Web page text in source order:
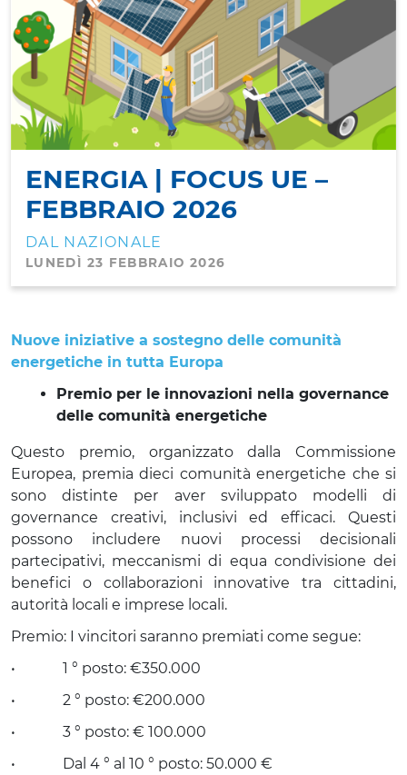
ENERGIA | FOCUS UE –
FEBBRAIO 2026
DAL NAZIONALE
LUNEDÌ 23 FEBBRAIO 2026
Nuove iniziative a sostegno delle comunità
energetiche in tutta Europa
Premio per le innovazioni nella governance
delle comunità energetiche
Questo premio, organizzato dalla Commissione
Europea, premia dieci comunità energetiche che si
sono distinte per aver sviluppato modelli di
governance creativi, inclusivi ed efficaci. Questi
possono includere nuovi processi decisionali
partecipativi, meccanismi di equa condivisione dei
benefici o collaborazioni innovative tra cittadini,
autorità locali e imprese locali.
Premio: I vincitori saranno premiati come segue:
•             1 ° posto: €350.000
•             2 ° posto: €200.000
•             3 ° posto: € 100.000
•             Dal 4 ° al 10 ° posto: 50.000 €